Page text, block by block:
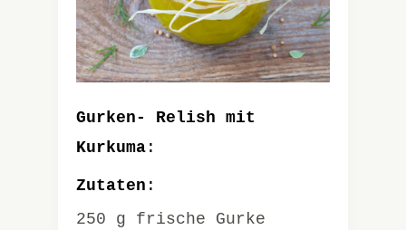
Gurken- Relish mit
Kurkuma :
Zutaten :
250 g frische Gurke